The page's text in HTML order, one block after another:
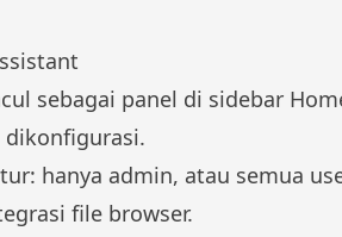
sebagai panel di sidebar
dikonfigurasi.
hanya admin, atau semua
file browser.